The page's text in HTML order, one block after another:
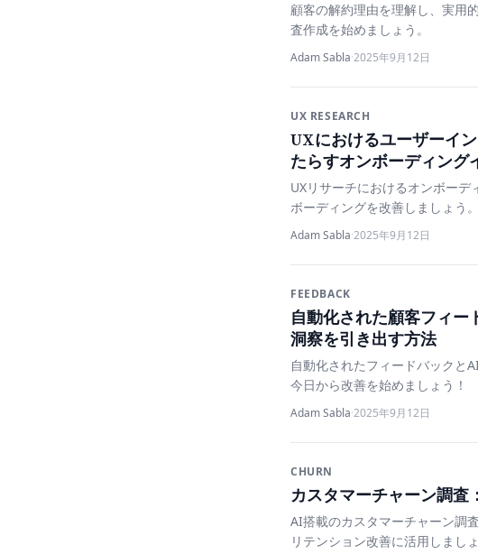
顧客の解約理由を理解し、実用
査作成を始めましょう。
Adam Sabla·2025年9月12日
UX RESEARCH
UXにおけるユーザーイ
たらすオンボーディング
UXリサーチにおけるオンボー
ボーディングを改善しましょう
Adam Sabla·2025年9月12日
FEEDBACK
自動化された顧客フィ
洞察を引き出す方法
自動化されたフィードバックと
今日から改善を始めましょう！
Adam Sabla·2025年9月12日
CHURN
カスタマーチャーン調査
AI搭載のカスタマーチャーン調
リテンション改善に活用しましょ